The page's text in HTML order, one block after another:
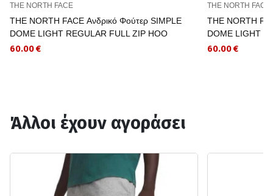
THE NORTH FACE
THE NORTH FACE Ανδρικό Φούτερ SIMPLE
DOME LIGHT REGULAR FULL ZIP HOO
60.00 €
THE NORTH FACE
THE NORTH
DOME LIGHT
60.00 €
Άλλοι έχουν αγοράσει